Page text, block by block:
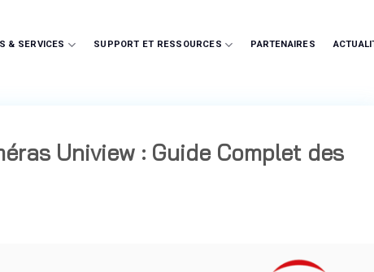
& SERVICES SUPPORT ET RESSOURCES PARTENAIRES
Uniview : Guide Complet des